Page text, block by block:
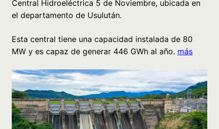
Central Hidroeléctrica 5 de Noviembre, ubicada en
el departamento de Usulután.
Esta central tiene una capacidad instalada de 80
MW y es capaz de generar 446 GWh al año. más